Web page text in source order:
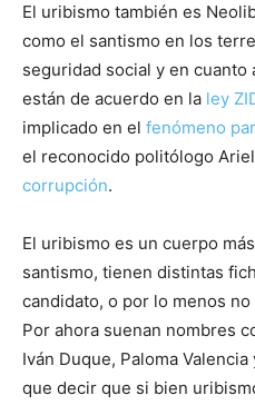
El uribismo también es
como el santismo en los
seguridad social y en
están de acuerdo en la ley
implicado en el fenómeno
el reconocido politólogo
corrupción.
El uribismo es un cuerpo
santismo, tienen distintas
candidato, o por lo menos
Por ahora suenan nombres
Iván Duque, Paloma
que decir que si bien